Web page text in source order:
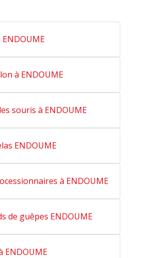
à ENDOUME
souris à ENDOUME
ENDOUME
à ENDOUME
de guêpes ENDOUME
ENDOUME